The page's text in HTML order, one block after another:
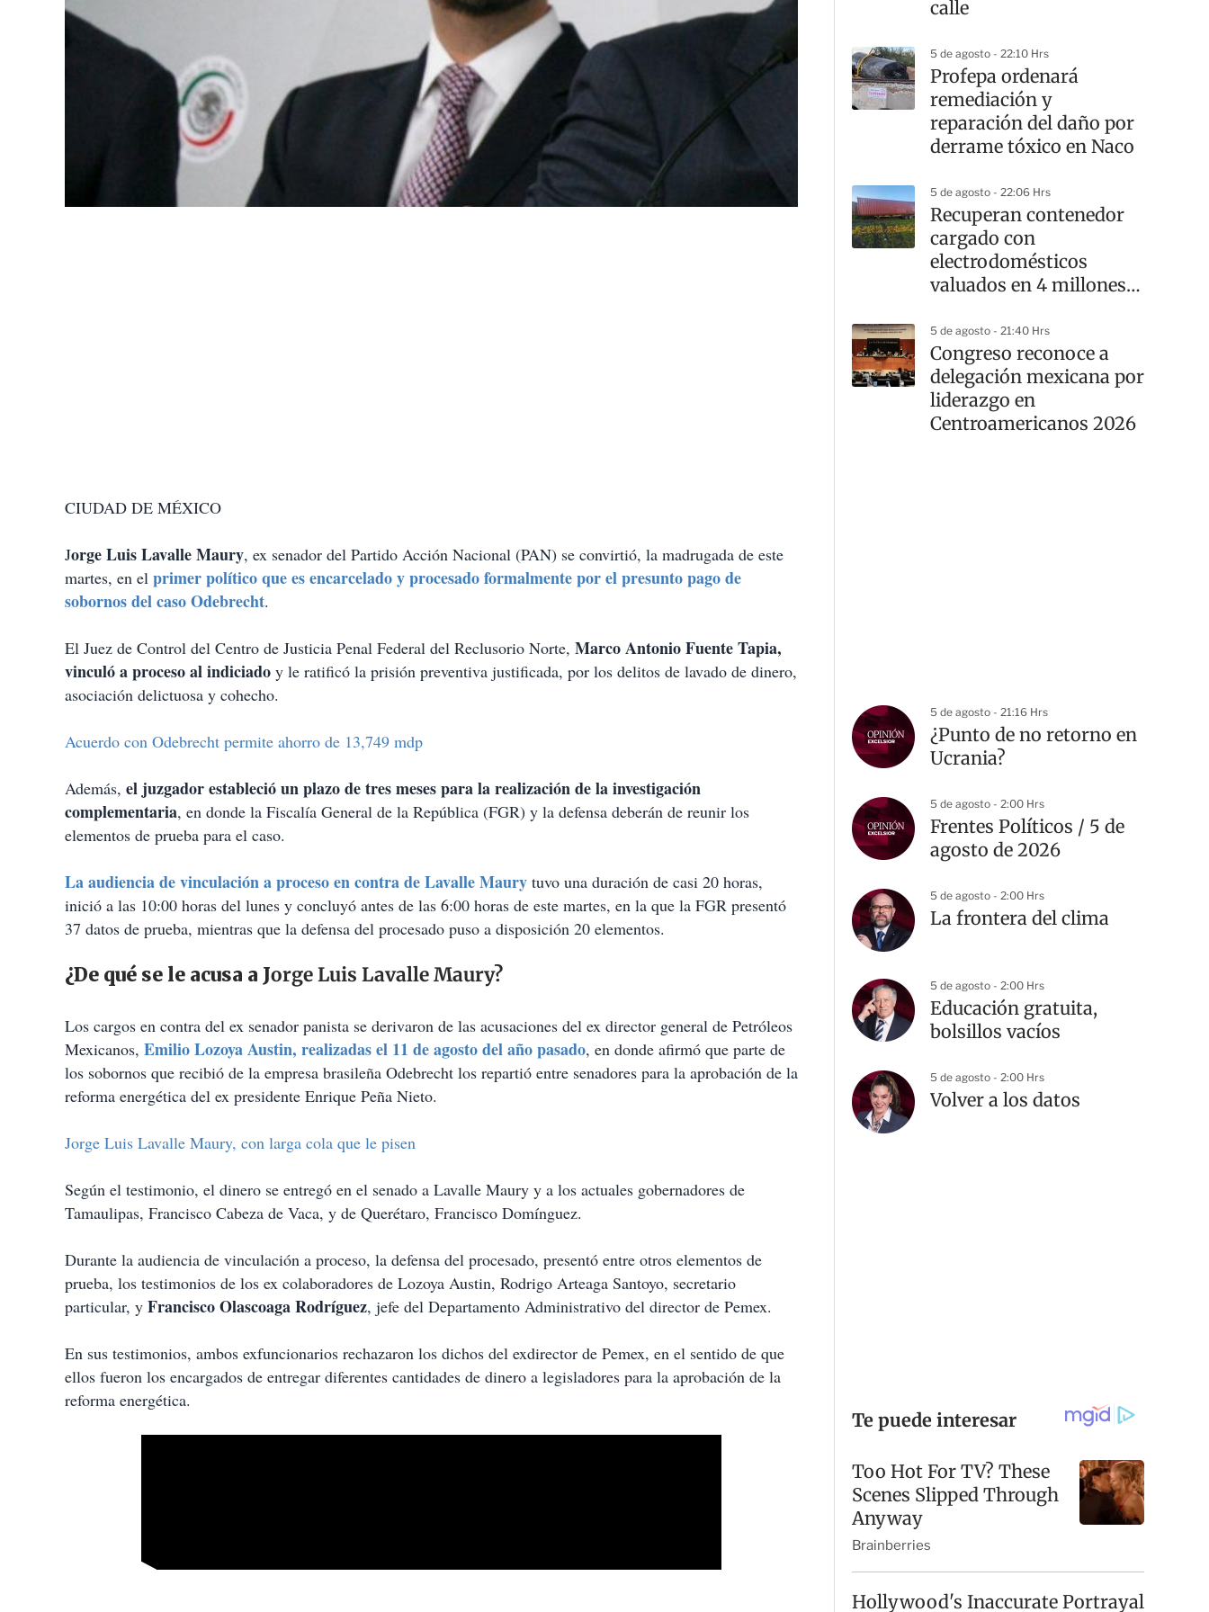
CIUDAD DE MÉXICO
Jorge Luis Lavalle Maury, ex senador del Partido Acción Nacional (PAN) se convirtió, la madrugada de este
martes, en el primer político que es encarcelado y procesado formalmente por el presunto pago de
sobornos del caso Odebrecht.
El Juez de Control del Centro de Justicia Penal Federal del Reclusorio Norte, Marco Antonio Fuente Tapia,
vinculó a proceso al indiciado y le ratificó la prisión preventiva justificada, por los delitos de lavado de dinero,
asociación delictuosa y cohecho.
Acuerdo con Odebrecht permite ahorro de 13,749 mdp
Además, el juzgador estableció un plazo de tres meses para la realización de la investigación
complementaria, en donde la Fiscalía General de la República (FGR) y la defensa deberán de reunir los
elementos de prueba para el caso.
La audiencia de vinculación a proceso en contra de Lavalle Maury tuvo una duración de casi 20 horas,
inició a las 10:00 horas del lunes y concluyó antes de las 6:00 horas de este martes, en la que la FGR presentó
37 datos de prueba, mientras que la defensa del procesado puso a disposición 20 elementos.
¿De qué se le acusa a Jorge Luis Lavalle Maury?
Los cargos en contra del ex senador panista se derivaron de las acusaciones del ex director general de Petróleos
Mexicanos, Emilio Lozoya Austin, realizadas el 11 de agosto del año pasado, en donde afirmó que parte de
los sobornos que recibió de la empresa brasileña Odebrecht los repartió entre senadores para la aprobación de la
reforma energética del ex presidente Enrique Peña Nieto.
Jorge Luis Lavalle Maury, con larga cola que le pisen
Según el testimonio, el dinero se entregó en el senado a Lavalle Maury y a los actuales gobernadores de
Tamaulipas, Francisco Cabeza de Vaca, y de Querétaro, Francisco Domínguez.
Durante la audiencia de vinculación a proceso, la defensa del procesado, presentó entre otros elementos de
prueba, los testimonios de los ex colaboradores de Lozoya Austin, Rodrigo Arteaga Santoyo, secretario
particular, y Francisco Olascoaga Rodríguez, jefe del Departamento Administrativo del director de Pemex.
En sus testimonios, ambos exfuncionarios rechazaron los dichos del exdirector de Pemex, en el sentido de que
ellos fueron los encargados de entregar diferentes cantidades de dinero a legisladores para la aprobación de la
reforma energética.
calle
5 de agosto - 22:10 Hrs
Profepa ordenará
remediación y
reparación del daño por
derrame tóxico en Naco
5 de agosto - 22:06 Hrs
Recuperan contenedor
cargado con
electrodomésticos
valuados en 4 millones
5 de agosto - 21:40 Hrs
Congreso reconoce a
delegación mexicana por
liderazgo en
Centroamericanos 2026
5 de agosto - 21:16 Hrs
¿Punto de no retorno en
Ucrania?
5 de agosto - 2:00 Hrs
Frentes Políticos / 5 de
agosto de 2026
5 de agosto - 2:00 Hrs
La frontera del clima
5 de agosto - 2:00 Hrs
Educación gratuita,
bolsillos vacíos
5 de agosto - 2:00 Hrs
Volver a los datos